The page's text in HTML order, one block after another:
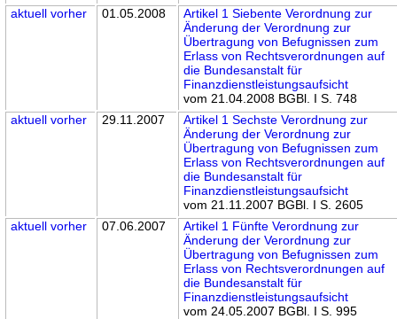
aktuell vorher 01.05.2008
Artikel 1 Siebente Verordnung zur
Änderung der Verordnung zur
Übertragung von Befugnissen zum
Erlass von Rechtsverordnungen auf
die Bundesanstalt für
Finanzdienstleistungsaufsicht
vom 21.04.2008 BGBl. I S. 748
aktuell vorher 29.11.2007
Artikel 1 Sechste Verordnung zur
Änderung der Verordnung zur
Übertragung von Befugnissen zum
Erlass von Rechtsverordnungen auf
die Bundesanstalt für
Finanzdienstleistungsaufsicht
vom 21.11.2007 BGBl. I S. 2605
aktuell vorher 07.06.2007
Artikel 1 Fünfte Verordnung zur
Änderung der Verordnung zur
Übertragung von Befugnissen zum
Erlass von Rechtsverordnungen auf
die Bundesanstalt für
Finanzdienstleistungsaufsicht
vom 24.05.2007 BGBl. I S. 995